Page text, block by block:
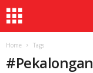
Home Tags
#Pekalongan